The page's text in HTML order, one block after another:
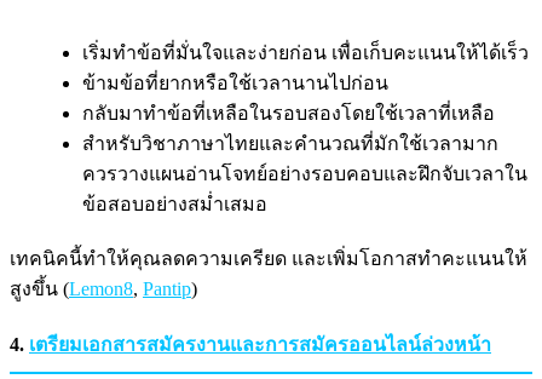
เริ่มทำข้อที่มั่นใจและง่ายก่อน เพื่อเก็บคะแนนให้ได้เร็ว
ข้ามข้อที่ยากหรือใช้เวลานานไปก่อน
กลับมาทำข้อที่เหลือในรอบสองโดยใช้เวลาที่เหลือ
สำหรับวิชาภาษาไทยและคำนวณที่มักใช้เวลามาก
ควรวางแผนอ่านโจทย์อย่างรอบคอบและฝึกจับเวลาใน
ข้อสอบอย่างสม่ำเสมอ
เทคนิคนี้ทำให้คุณลดความเครียด และเพิ่มโอกาสทำคะแนนให้
สูงขึ้น (Lemon8, Pantip)
4. เตรียมเอกสารสมัครงานและการสมัครออนไลน์ล่วงหน้า